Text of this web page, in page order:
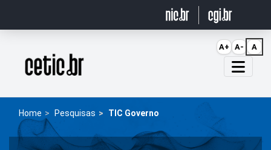
Página inicial
Home Pesquisas TIC Governo
A+ A- A